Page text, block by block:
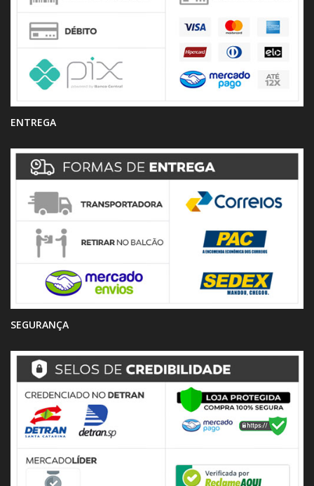
ENTREGA
SEGURANÇA